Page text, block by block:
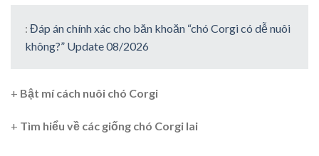
: Đáp án chính xác cho băn khoăn “chó Corgi có dễ nuôi
không?” Update 08/2026
+ Bật mí cách nuôi chó Corgi
+ Tìm hiểu về các giống chó Corgi lai